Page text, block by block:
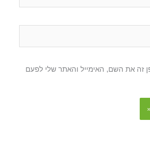
זה את השם, האימייל והאתר שלי לפעם